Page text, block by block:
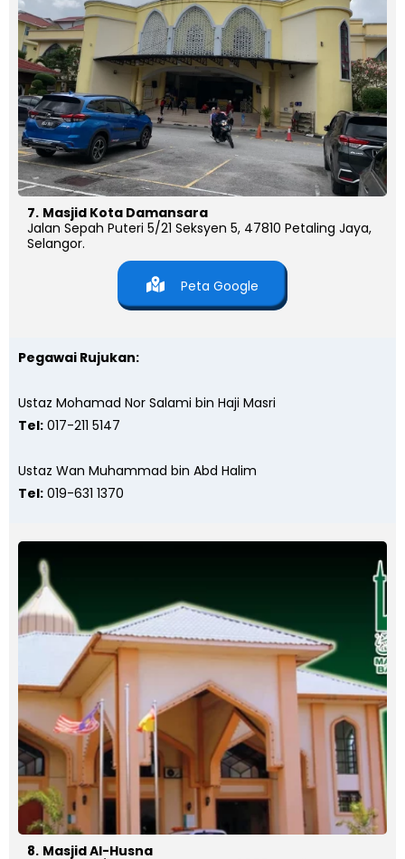
7. Masjid Kota Damansara
Jalan Sepah Puteri 5/21 Seksyen 5, 47810 Petaling Jaya,
Selangor.
Peta Google
Pegawai Rujukan:
Ustaz Mohamad Nor Salami bin Haji Masri
Tel: 017-211 5147
Ustaz Wan Muhammad bin Abd Halim
Tel: 019-631 1370
8. Masjid Al-Husna